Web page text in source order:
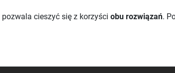
pozwala cieszyć się z korzyści obu rozwiązań.